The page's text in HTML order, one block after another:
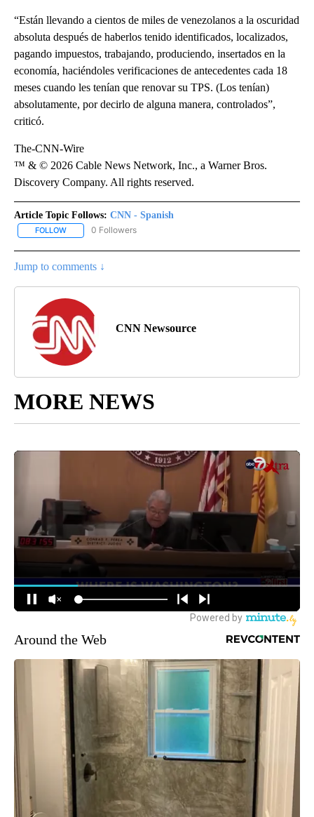
“Están llevando a cientos de miles de venezolanos a la oscuridad
absoluta después de haberlos tenido identificados, localizados,
pagando impuestos, trabajando, produciendo, insertados en la
economía, haciéndoles verificaciones de antecedentes cada 18
meses cuando les tenían que renovar su TPS. (Los tenían)
absolutamente, por decirlo de alguna manera, controlados”,
criticó.
The-CNN-Wire
™ & © 2026 Cable News Network, Inc., a Warner Bros.
Discovery Company. All rights reserved.
Article Topic Follows: CNN - Spanish
FOLLOW FOLLOW "CNN - SPANISH" TO RECEIVE NOTIFICATIONS ABOUT
0 Followers
Jump to comments ↓
CNN Newsource
MORE NEWS
Around the Web